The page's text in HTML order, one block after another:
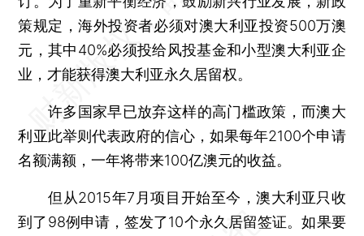
策规定，海外投资者必须对澳大利亚投资500万澳
元，其中40%必须投给风投基金和小型澳大利亚企
业，才能获得澳大利亚永久居留权。
许多国家早已放弃这样的高门槛政策，而澳大
利亚此举则代表政府的信心，如果每年2100个申请
名额满额，一年将带来100亿澳元的收益。
但从2015年7月项目开始至今，澳大利亚只收
到了98例申请，签发了10个永久居留签证。如果要